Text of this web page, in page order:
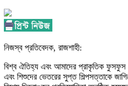
নিজস্ব প্রতিবেদক, রাজশাহী:
বিশ্ব ঐতিহ্য এবং আমাদের প্রাকৃতিক ফুসফুস
এবং শিশুদের ভেতরের সুপ্ত শিল্পসত্তাকে